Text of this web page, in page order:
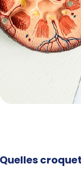
Quelles